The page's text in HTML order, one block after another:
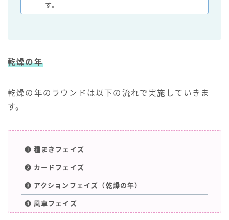
す。
乾燥の年
乾燥の年のラウンドは以下の流れで実施していきま
す。
❶ 種まき フェイズ
❷ カード フェイズ
❸ アクション フェイズ（乾燥の年）
❹ 風車フェイズ